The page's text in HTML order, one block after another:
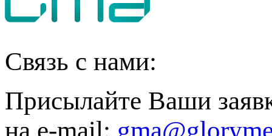
Связь с нами:
Присылайте Ваши
на e-mail: